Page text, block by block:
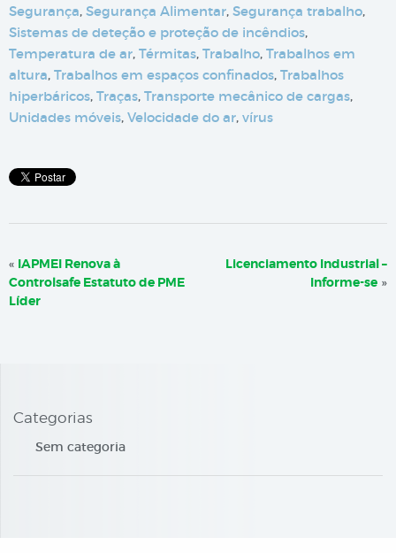
Segurança, Segurança Alimentar, Segurança trabalho,
Sistemas de deteção e proteção de incêndios,
Temperatura de ar, Térmitas, Trabalho, Trabalhos em
altura, Trabalhos em espaços confinados, Trabalhos
hiperbáricos, Traças, Transporte mecânico de cargas,
Unidades móveis, Velocidade do ar, vírus
« IAPMEI Renova à
Controlsafe Estatuto de PME
Líder
Licenciamento Industrial –
Informe-se »
Categorias
Sem categoria